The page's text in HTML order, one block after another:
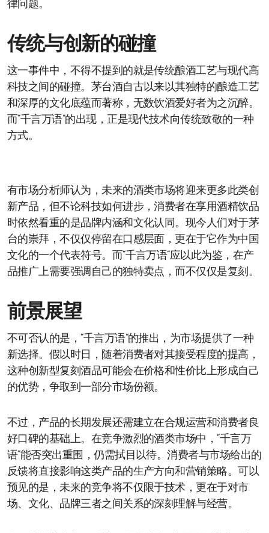
律问题。
传统与创新的碰撞
这一事件中，不得不提到的就是传统酿酒工艺与现代高
科技之间的碰撞。茅台酒自古以来以其独特的酿造工艺
和深厚的文化底蕴而著称，无数饮酒爱好者为之沉醉。
而“千言万语”的出现，正是现代技术向传统致敬的一种
方式。
有市场分析师认为，未来的酒类市场将迎来更多此类创
新产品，但不论科技如何进步，消费者在享用酒精饮品
时依然看重的是品牌内涵和文化认同。现今人们对于茅
台的崇拜，不仅仅停留在口感层面，更在于它作为中国
文化的一个代表符号。而“千言万语”应以此为鉴，在产
品推广上需要强调自己的独特卖点，而不仅仅是复刻。
前景展望
不可否认的是，“千言万语”的推出，为市场提供了一种
新选择。假以时日，随着消费者对其接受程度的提高，
这种创新型复刻酒品可能会在价格和性价比上形成自己
的优势，争取到一部分市场份额。
不过，产品的长期发展还需建立在合规运营和消费者良
好口碑的基础上。在竞争激烈的酒类市场中，“千言万
语”能否突出重围，仍需拭目以待。消费者与市场给出的
反馈将直接影响这类产品的生产方向和营销策略。可以
预见的是，未来的竞争将不仅限于技术，更在于对市
场、文化、品牌三者之间关系的深刻理解与经营。